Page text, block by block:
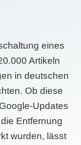
eines
Artikeln
in deutschen
Ob diese
Updates
Entfernung
wurden, lässt